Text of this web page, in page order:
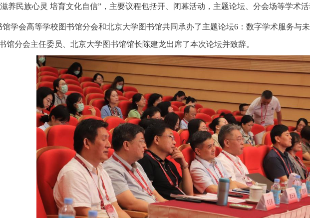
养民族心灵 培育文化自信”，主要议程包括开、闭幕活动，主题论坛、分会场等学术
学会高等学校图书馆分会和北京大学图书馆共同承办了主题论坛6：数字学术服务与
馆分会主任委员、北京大学图书馆馆长陈建龙出席了本次论坛并致辞。